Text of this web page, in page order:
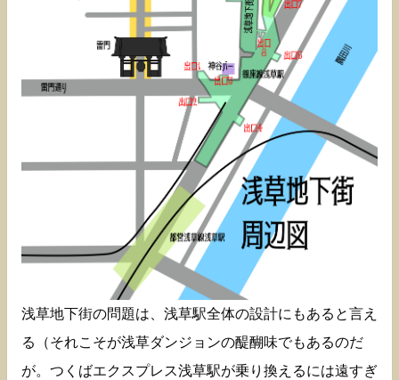
浅草地下街の問題は、浅草駅全体の設計にもあると言え
る（それこそが浅草ダンジョンの醍醐味でもあるのだ
が。つくばエクスプレス浅草駅が乗り換えるには遠すぎ